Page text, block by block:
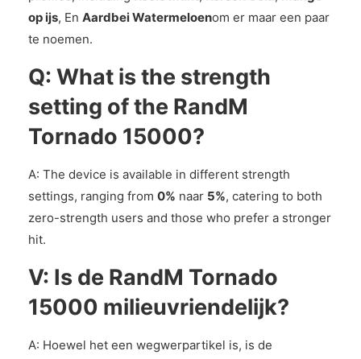
op ijs, En Aardbei Watermeloenom er maar een paar
te noemen.
Q: What is the strength
setting of the RandM
Tornado 15000?
A: The device is available in different strength
settings, ranging from 0% naar 5%, catering to both
zero-strength users and those who prefer a stronger
hit.
V: Is de RandM Tornado
15000 milieuvriendelijk?
A: Hoewel het een wegwerpartikel is, is de